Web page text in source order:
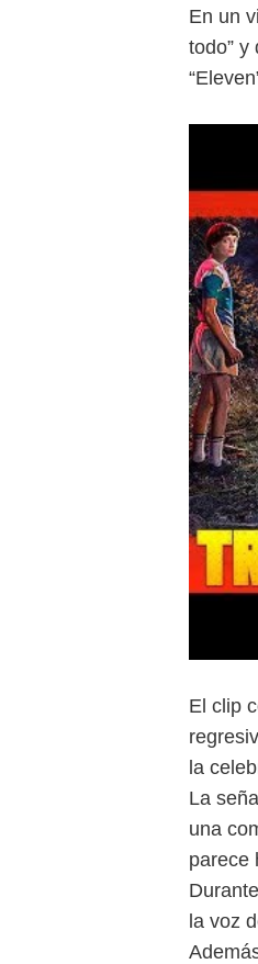
En un
todo” y
El clip
la
La
una
parece
la voz